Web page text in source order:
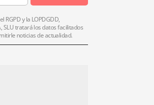
RGPD y la LOPDGDD,
SLU tratará los datos facilitados
noticias de actualidad.